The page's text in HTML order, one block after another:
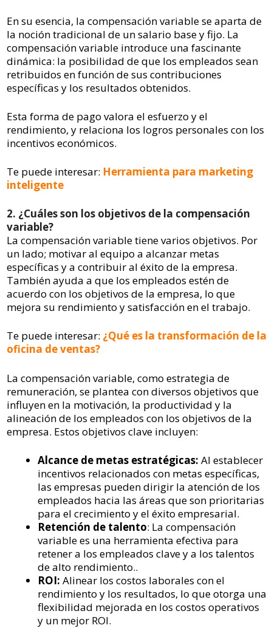
En su esencia, la compensación variable se aparta de
la noción tradicional de un salario base y fijo. La
compensación variable introduce una fascinante
dinámica: la posibilidad de que los empleados sean
retribuidos en función de sus contribuciones
específicas y los resultados obtenidos.
Esta forma de pago valora el esfuerzo y el
rendimiento, y relaciona los logros personales con los
incentivos económicos.
Te puede interesar: Herramienta para marketing
inteligente
2. ¿Cuáles son los objetivos de la compensación
variable?
La compensación variable tiene varios objetivos. Por
un lado; motivar al equipo a alcanzar metas
específicas y a contribuir al éxito de la empresa.
También ayuda a que los empleados estén de
acuerdo con los objetivos de la empresa, lo que
mejora su rendimiento y satisfacción en el trabajo.
Te puede interesar: ¿Qué es la transformación de la
oficina de ventas?
La compensación variable, como estrategia de
remuneración, se plantea con diversos objetivos que
influyen en la motivación, la productividad y la
alineación de los empleados con los objetivos de la
empresa. Estos objetivos clave incluyen:
Alcance de metas estratégicas: Al establecer
incentivos relacionados con metas específicas,
las empresas pueden dirigir la atención de los
empleados hacia las áreas que son prioritarias
para el crecimiento y el éxito empresarial.
Retención de talento: La compensación
variable es una herramienta efectiva para
retener a los empleados clave y a los talentos
de alto rendimiento..
ROI: Alinear los costos laborales con el
rendimiento y los resultados, lo que otorga una
flexibilidad mejorada en los costos operativos
y un mejor ROI.